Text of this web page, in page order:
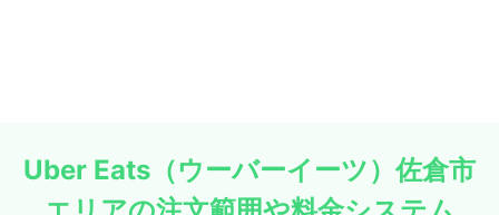
Uber Eats（ウーバーイーツ）佐倉市